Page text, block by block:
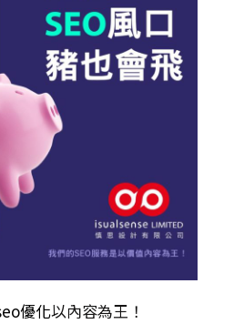
優化以內容為王！